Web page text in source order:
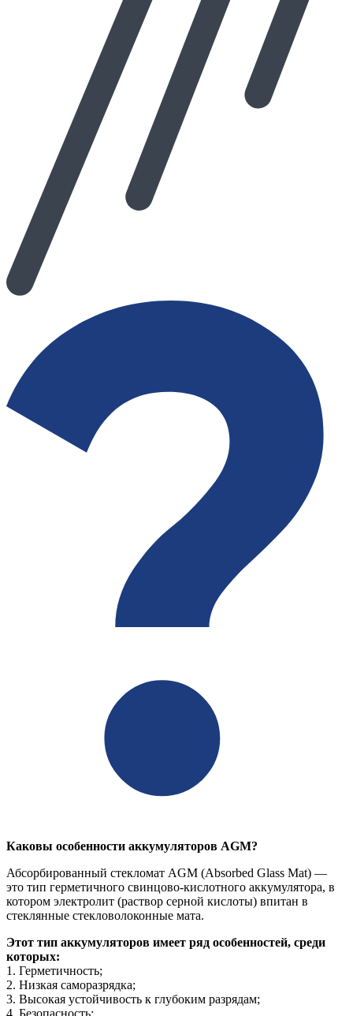
Каковы особенности аккумуляторов AGM?
Абсорбированный стекломат AGM (Absorbed Glass Mat) —
это тип герметичного свинцово-кислотного аккумулятора, в
котором электролит (раствор серной кислоты) впитан в
стеклянные стекловолоконные мата.
Этот тип аккумуляторов имеет ряд особенностей, среди
которых:
1. Герметичность;
2. Низкая саморазрядка;
3. Высокая устойчивость к глубоким разрядам;